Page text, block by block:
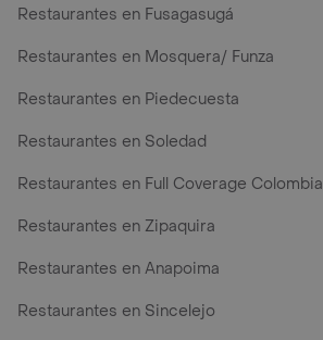
Restaurantes en Fusagasugá
Restaurantes en Mosquera/ Funza
Restaurantes en Piedecuesta
Restaurantes en Soledad
Restaurantes en Full Coverage Colombia
Restaurantes en Zipaquira
Restaurantes en Anapoima
Restaurantes en Sincelejo